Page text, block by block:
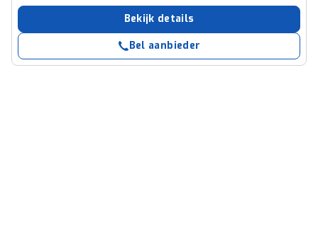
Bekijk details
Bel aanbieder